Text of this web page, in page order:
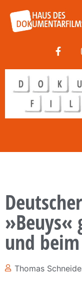
»Beuys«
und
Thomas